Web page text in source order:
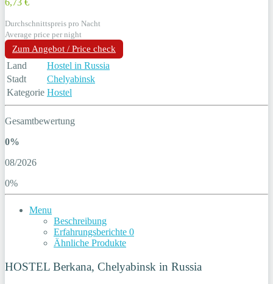
Durchschnittspreis pro Nacht
Average price per night
Zum Angebot / Price check
Land
Hostel in Russia
Stadt
Chelyabinsk
Kategorie Hostel
Gesamtbewertung
0%
08/2026
0%
Menu
Beschreibung
Erfahrungsberichte 0
Ähnliche Produkte
HOSTEL Berkana, Chelyabinsk in Russia